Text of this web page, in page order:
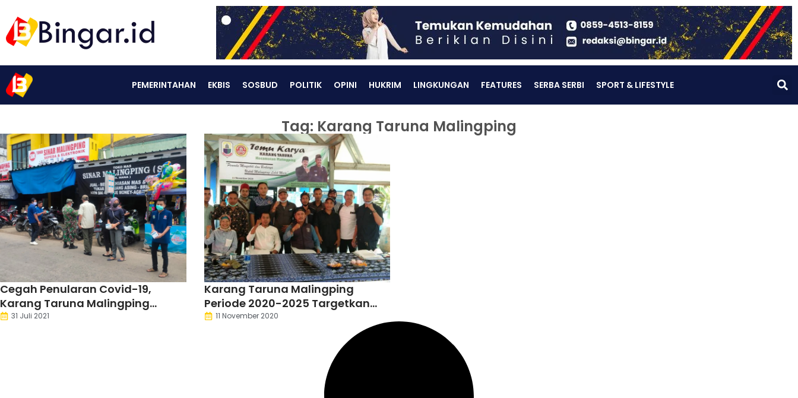
PEMERINTAHAN EKBIS SOSBUD POLITIK OPINI HUKRIM LINGKUNGAN FEATURES SERBA SERBI SPORT & LIFESTYLE
Tag: Karang Taruna Malingping
Cegah Penularan Covid-19,
Karang Taruna Malingping
Bagikan Ribuan Masker
31 Juli 2021
Karang Taruna Malingping
Periode 2020-2025 Targetkan
Pengentasan Kesejahteraan
11 November 2020